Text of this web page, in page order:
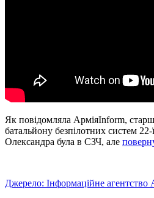
Як повідомляла АрміяInform,
батальйону безпілотних систем 22-
Олександра була в СЗЧ, але
Джерело: Інформаційне агентство